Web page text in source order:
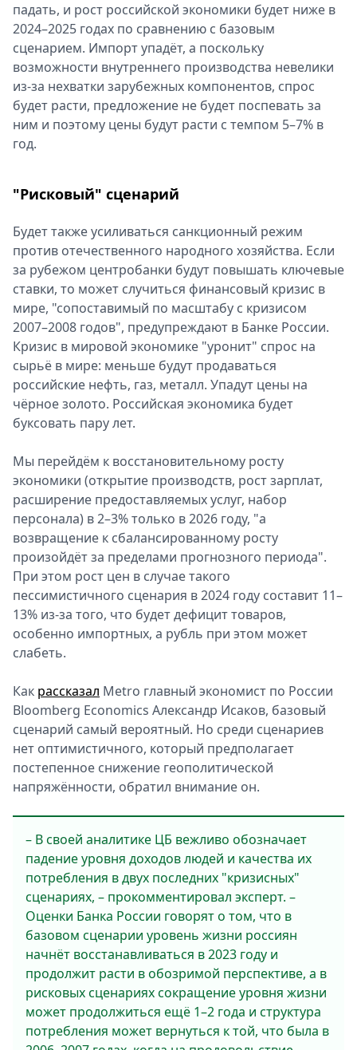
падать, и рост российской экономики будет ниже в
2024–2025 годах по сравнению с базовым
сценарием. Импорт упадёт, а поскольку
возможности внутреннего производства невелики
из-за нехватки зарубежных компонентов, спрос
будет расти, предложение не будет поспевать за
ним и поэтому цены будут расти с темпом 5–7% в
год.
"Рисковый" сценарий
Будет также усиливаться санкционный режим
против отечественного народного хозяйства. Если
за рубежом центробанки будут повышать ключевые
ставки, то может случиться финансовый кризис в
мире, "сопоставимый по масштабу с кризисом
2007–2008 годов", предупреждают в Банке России.
Кризис в мировой экономике "уронит" спрос на
сырьё в мире: меньше будут продаваться
российские нефть, газ, металл. Упадут цены на
чёрное золото. Российская экономика будет
буксовать пару лет.
Мы перейдём к восстановительному росту
экономики (открытие производств, рост зарплат,
расширение предоставляемых услуг, набор
персонала) в 2–3% только в 2026 году, "а
возвращение к сбалансированному росту
произойдёт за пределами прогнозного периода".
При этом рост цен в случае такого
пессимистичного сценария в 2024 году составит 11–
13% из-за того, что будет дефицит товаров,
особенно импортных, а рубль при этом может
слабеть.
Как рассказал Metro главный экономист по России
Bloomberg Economics Александр Исаков, базовый
сценарий самый вероятный. Но среди сценариев
нет оптимистичного, который предполагает
постепенное снижение геополитической
напряжённости, обратил внимание он.
– В своей аналитике ЦБ вежливо обозначает
падение уровня доходов людей и качества их
потребления в двух последних "кризисных"
сценариях, – прокомментировал эксперт. –
Оценки Банка России говорят о том, что в
базовом сценарии уровень жизни россиян
начнёт восстанавливаться в 2023 году и
продолжит расти в обозримой перспективе, а в
рисковых сценариях сокращение уровня жизни
может продолжиться ещё 1–2 года и структура
потребления может вернуться к той, что была в